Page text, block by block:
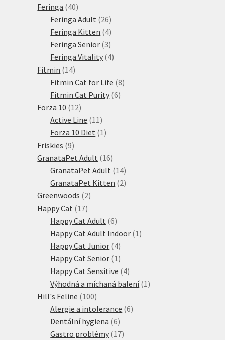
produkty
Feringa 4040
produktů
Feringa Adult 2626
produktů
Feringa Kitten 44
produkty
Feringa Senior 33
produkty
Feringa Vitality 44
Fitmin 1414
produktů
Fitmin Cat for Life 88
Fitmin Cat Purity 66
Forza 10 1212
produktů
Active Line 11 11
produktů
Forza 10 Diet 1 1
Friskies 99
produktů
GranataPet Adult 1616
produktů
GranataPet Adult 1414
produktů
GranataPet Kitten 22
Greenwoods 22
Happy Cat 1717
produktů
Happy Cat Adult 66
produktů
Happy Cat Adult Indoor 1 1
Happy Cat Junior 44
produkty
Happy Cat Senior 1 1
produkt
Happy Cat Sensitive 44
produkty
Výhodná a míchaná balení 1 1
Hill's Feline 100100
produktů
Alergie a intolerance 66
Dentální hygiena 66
produktů
Gastro problémy 1717